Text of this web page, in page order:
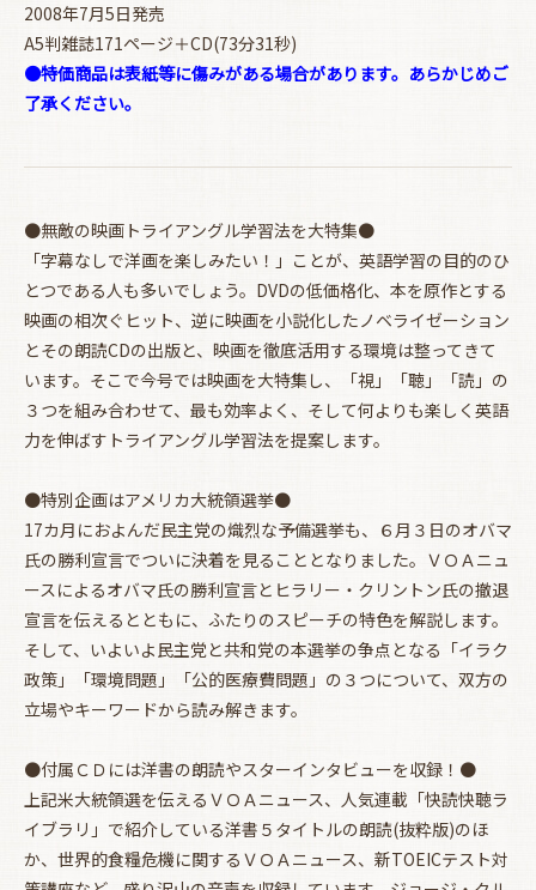
2008年7月5日発売
A5判雑誌171ページ＋CD(73分31秒)
●特価商品は表紙等に傷みがある場合があります。あらかじめご
了承ください。
●無敵の映画トライアングル学習法を大特集●
「字幕なしで洋画を楽しみたい！」ことが、英語学習の目的のひ
とつである人も多いでしょう。DVDの低価格化、本を原作とする
映画の相次ぐヒット、逆に映画を小説化したノベライゼーション
とその朗読CDの出版と、映画を徹底活用する環境は整ってきて
います。そこで今号では映画を大特集し、「視」「聴」「読」の
３つを組み合わせて、最も効率よく、そして何よりも楽しく英語
力を伸ばすトライアングル学習法を提案します。
●特別企画はアメリカ大統領選挙●
17カ月におよんだ民主党の熾烈な予備選挙も、６月３日のオバマ
氏の勝利宣言でついに決着を見ることとなりました。ＶＯＡニュ
ースによるオバマ氏の勝利宣言とヒラリー・クリントン氏の撤退
宣言を伝えるとともに、ふたりのスピーチの特色を解説します。
そして、いよいよ民主党と共和党の本選挙の争点となる「イラク
政策」「環境問題」「公的医療費問題」の３つについて、双方の
立場やキーワードから読み解きます。
●付属ＣＤには洋書の朗読やスターインタビューを収録！●
上記米大統領選を伝えるＶＯＡニュース、人気連載「快読快聴ラ
イブラリ」で紹介している洋書５タイトルの朗読(抜粋版)のほ
か、世界的食糧危機に関するＶＯＡニュース、新TOEICテスト対